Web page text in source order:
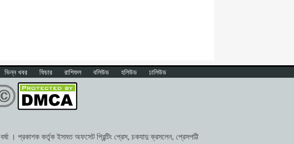
ভিন্ন খবর ফিচার রাশিফল বলিউড হলিউড ঢালিউড
। প্রকাশক কর্তৃক ইসমত অফসেট প্রিন্টিং প্রেস, চকযাদু ক্রসলেন, প্রেসপট্টি